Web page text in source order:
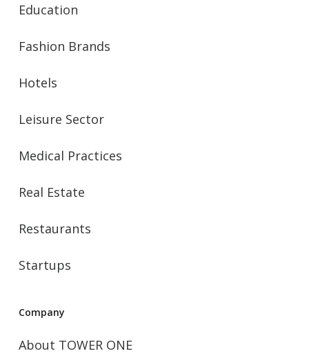
Education
Fashion Brands
Hotels
Leisure Sector
Medical Practices
Real Estate
Restaurants
Startups
Company
About TOWER ONE